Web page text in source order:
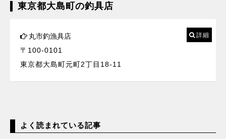
東京都大島町の釣具店
丸市釣漁具店
〒100-0101
東京都大島町元町2丁目18-11
詳細
よく読まれている記事